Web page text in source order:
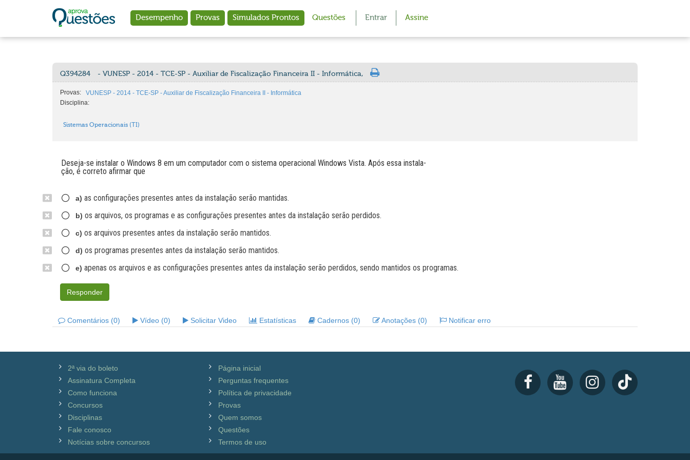
Desempenho Provas Simulados Prontos Questões Entrar Assine
Q394284 - VUNESP - 2014 - TCE-SP - Auxiliar de Fiscalização Financeira II - Informática,
Provas:
VUNESP - 2014 - TCE-SP - Auxiliar de Fiscalização Financeira II - Informática
Disciplina:
Sistemas Operacionais (TI)
Deseja-se instalar o Windows 8 em um computador com o sistema operacional Windows Vista. Após essa instala-
ção, é correto afirmar que
a) as configurações presentes antes da instalação serão mantidas.
b) os arquivos, os programas e as configurações presentes antes da instalação serão perdidos.
c) os arquivos presentes antes da instalação serão mantidos.
d) os programas presentes antes da instalação serão mantidos.
e) apenas os arquivos e as configurações presentes antes da instalação serão perdidos, sendo mantidos os programas.
Responder
Comentários (0) Vídeo (0) Solicitar Video Estatísticas Cadernos (0) Anotações (0) Notificar erro
2ª via do boleto
Assinatura Completa
Como funciona
Concursos
Disciplinas
Fale conosco
Notícias sobre concursos
Página inicial
Perguntas frequentes
Política de privacidade
Provas
Quem somos
Questões
Termos de uso